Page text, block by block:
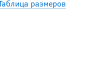
размеров